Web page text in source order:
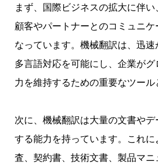
まず、国際ビジネスの拡大に伴
顧客やパートナーとのコミュニケ
なっています。機械翻訳は、迅速
多言語対応を可能にし、企業が
力を維持するための重要なツール
次に、機械翻訳は大量の文書や
する能力を持っています。これに
査、契約書、技術文書、製品マ